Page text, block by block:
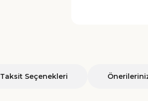
Taksit Seçenekleri